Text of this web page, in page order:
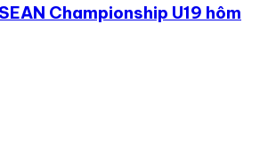
Championship U19 hôm